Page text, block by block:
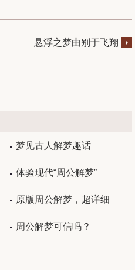
悬浮之梦曲别于飞翔
梦见古人解梦趣话
体验现代“周公解梦”
原版周公解梦，超详细
周公解梦可信吗？